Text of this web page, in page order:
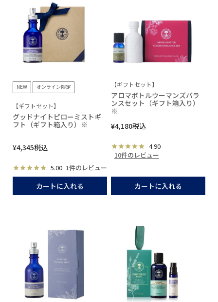
NEW オンライン限定
【ギフトセット】
グッドナイトピローミストギ
フト（ギフト箱入り）※
¥4,345税込
5.00 1件のレビュー
カートに入れる
【ギフトセット】
アロマボトルウーマンズバラ
ンスセット（ギフト箱入り）
※
¥4,180税込
4.90
10件のレビュー
カートに入れる